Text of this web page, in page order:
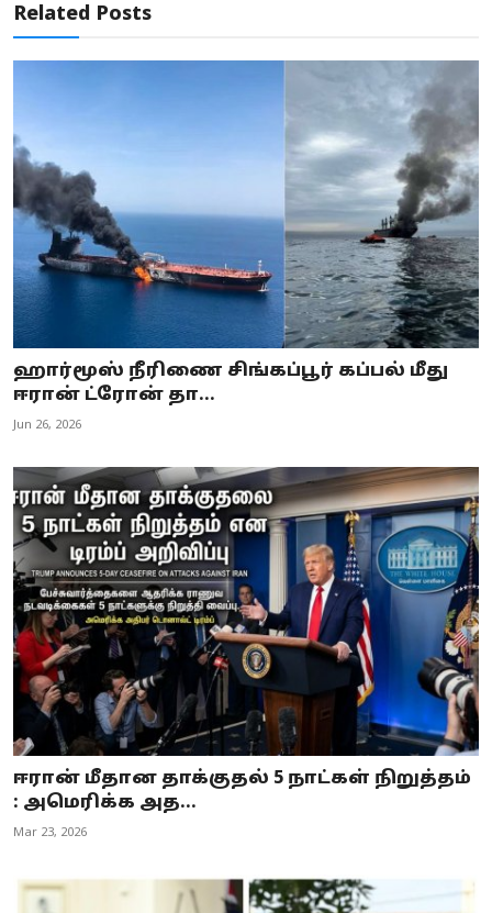
Related Posts
ஹார்மூஸ் நீரிணை சிங்கப்பூர் கப்பல் மீது
ஈரான் ட்ரோன் தா...
Jun 26, 2026
ஈரான் மீதான தாக்குதல் 5 நாட்கள் நிறுத்தம்
: அமெரிக்க அத...
Mar 23, 2026